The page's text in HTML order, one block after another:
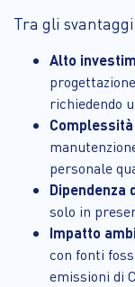
Tra gli
Alto
richiedendo
personale
Dipendenza
solo in
Impatto
con fonti
emissioni di